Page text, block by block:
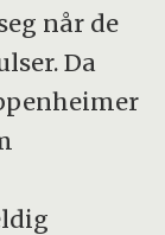
når de
Da